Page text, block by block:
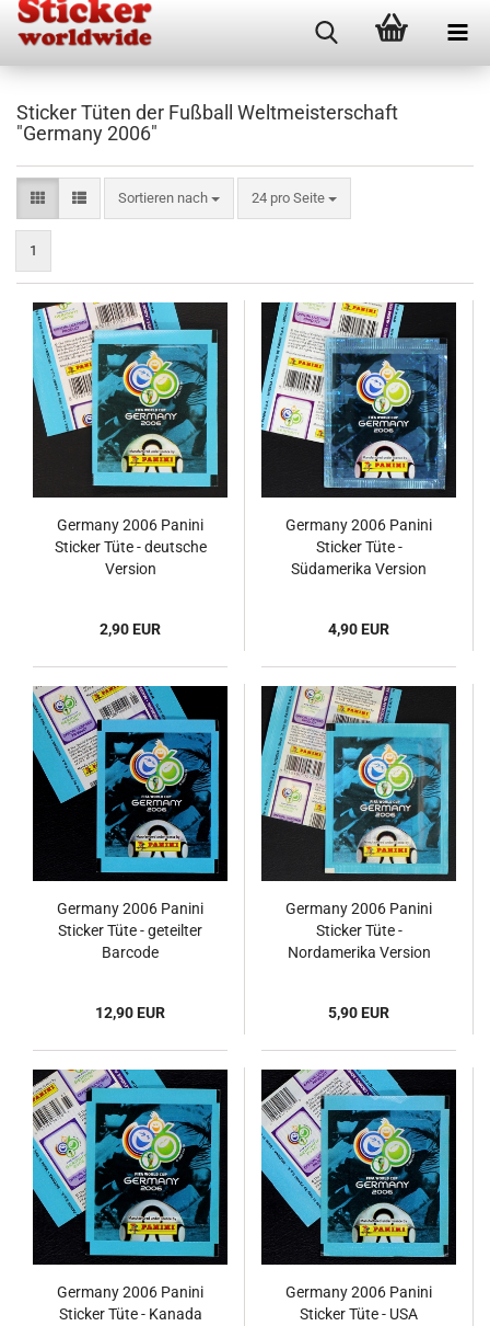
Sticker Tüten der Fußball Weltmeisterschaft
"Germany 2006"
Sortieren nach
Sortieren nach 24 pro Seite
pro Seite
1
Germany 2006 Panini
Sticker Tüte - deutsche
Version
2,90 EUR
Germany 2006 Panini
Sticker Tüte -
Südamerika Version
4,90 EUR
Germany 2006 Panini
Sticker Tüte - geteilter
Barcode
12,90 EUR
Germany 2006 Panini
Sticker Tüte -
Nordamerika Version
5,90 EUR
Germany 2006 Panini
Sticker Tüte - Kanada
Germany 2006 Panini
Sticker Tüte - USA